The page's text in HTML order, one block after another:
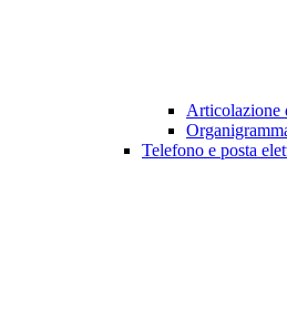
Articolazione
Telefono e posta